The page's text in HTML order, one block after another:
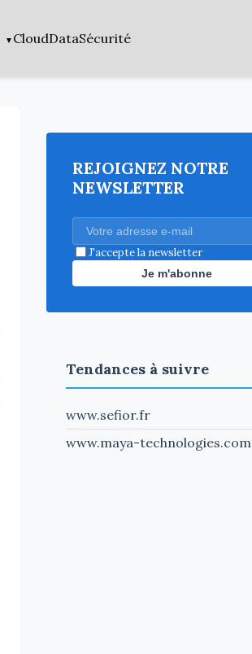
CloudDataSécurité
REJOIGNEZ NOTRE
NEWSLETTER
J'accepte la newsletter
Je m'abonne
Tendances à suivre
www.sefior.fr
www.maya-technologies.com